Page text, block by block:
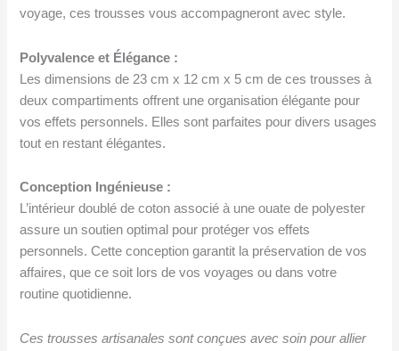
voyage, ces trousses vous accompagneront avec style.
Polyvalence et Élégance :
Les dimensions de 23 cm x 12 cm x 5 cm de ces trousses à
deux compartiments offrent une organisation élégante pour
vos effets personnels. Elles sont parfaites pour divers usages
tout en restant élégantes.
Conception Ingénieuse :
L’intérieur doublé de coton associé à une ouate de polyester
assure un soutien optimal pour protéger vos effets
personnels. Cette conception garantit la préservation de vos
affaires, que ce soit lors de vos voyages ou dans votre
routine quotidienne.
Ces trousses artisanales sont conçues avec soin pour allier